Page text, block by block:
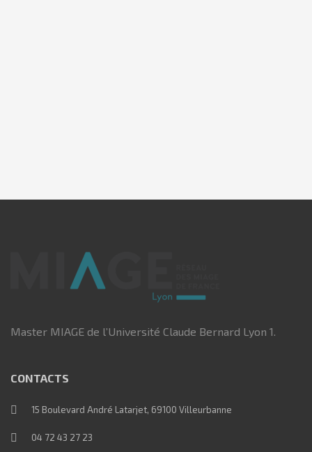
Master MIAGE de l’Université Claude Bernard Lyon 1.
CONTACTS
15 Boulevard André Latarjet, 69100 Villeurbanne
04 72 43 27 23